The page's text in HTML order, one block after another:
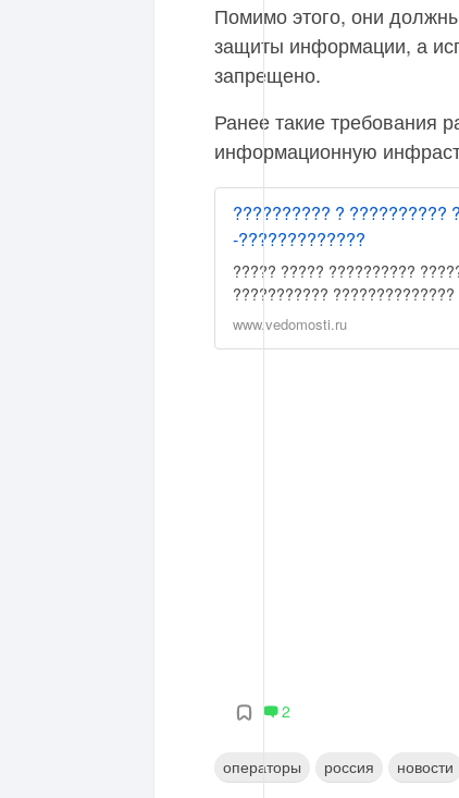
Помимо этого, они
защиты информации, а
запрещено.
Ранее такие требования
информационную
?????????? ? ??????????
-?????????????
????? ????? ??????????
???????????
www.vedomosti.ru
2
операторы россия новости